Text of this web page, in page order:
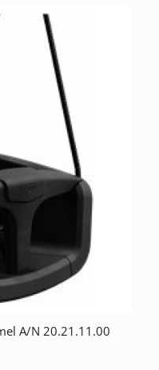
A/N 20.21.11.00